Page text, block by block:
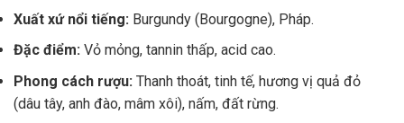
Xuất xứ nổi tiếng: Burgundy (Bourgogne), Pháp.
Đặc điểm: Vỏ mỏng, tannin thấp, acid cao.
Phong cách rượu: Thanh thoát, tinh tế, hương vị quả đỏ
(dâu tây, anh đào, mâm xôi), nấm, đất rừng.